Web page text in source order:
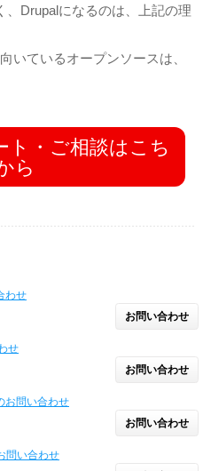
、Drupalになるのは、上記の理
いているオープンソースは、
ト・ご相談はこち
ら
わせ
お問い合わせ
せ
お問い合わせ
お問い合わせ
お問い合わせ
問い合わせ